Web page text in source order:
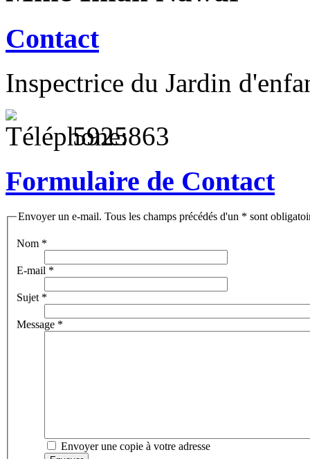
Contact
Inspectrice du Jardin
5925863
Formulaire de Contact
Envoyer un e-mail. Tous les champs précédés d'un * sont
Nom *
E-mail *
Sujet *
Message *
Envoyer une copie à votre adresse